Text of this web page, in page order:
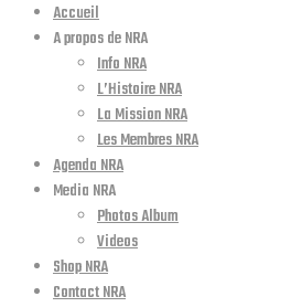
Accueil
A propos de NRA
Info NRA
L’Histoire NRA
La Mission NRA
Les Membres NRA
Agenda NRA
Media NRA
Photos Album
Videos
Shop NRA
Contact NRA